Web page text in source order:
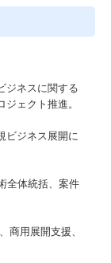
ジネスに関する
ェクト推進。
ビジネス展開に
全体統括、案件
商用展開支援、